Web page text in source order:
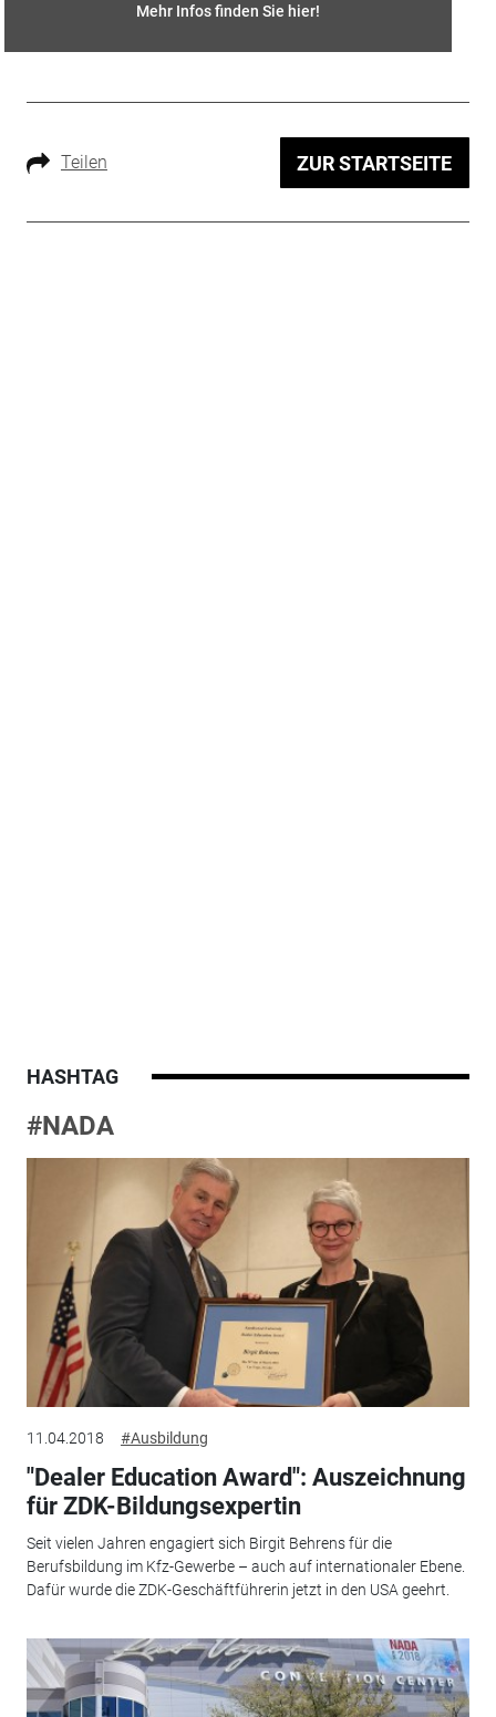
Mehr Infos finden Sie hier!
Teilen ZUR STARTSEITE
HASHTAG
#NADA
11.04.2018 #Ausbildung
"Dealer Education Award": Auszeichnung
für ZDK-Bildungsexpertin
Seit vielen Jahren engagiert sich Birgit Behrens für die
Berufsbildung im Kfz-Gewerbe – auch auf internationaler Ebene.
Dafür wurde die ZDK-Geschäftführerin jetzt in den USA geehrt.